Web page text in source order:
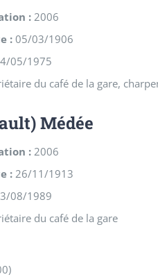
: 2006
: 05/03/1906
05/1975
du café de la gare,
Médée
: 2006
: 26/11/1913
08/1989
du café de la gare
)